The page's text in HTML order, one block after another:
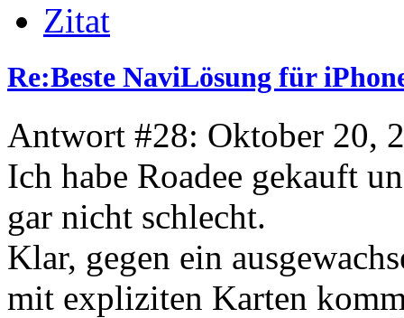
Zitat
Re:Beste NaviLösung für
Antwort #28: Oktober 20,
Ich habe Roadee gekauft
gar nicht schlecht.
Klar, gegen ein
mit expliziten Karten